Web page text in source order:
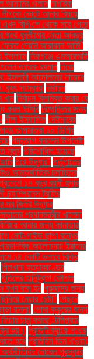
আসামির খালাস নাগরিক
ভোটে আনার বিষয়ে
বিপিএল থেকে সরে গেছে
পথে যুবলীগের নেতা আবদুর
দেয়নি আরাকান আর্মি"
ইসলামে নিকগঞ্জে এমআরআই
তারেক রহমান নিজে
ইসলামী আন্দোলনের নায়েবে
'বৃহৎ সংস্কার' নির্বাচন
খান নির্বাচন বিলম্বিত করার যে
করল ইসিবি নিষ্পত্তির জন্য
নীলা ইসরাফিল নেইমারের
তাপমাত্রা ১০ ডিগ্রি
পদত্যাগ করলেন উপদেষ্টা
মৃত্যু পরিশোধিত হয়েছে
পরে উদ্ধার" পর্তুগালের
আন্তর্জাতিক চলচ্চিত্র
১৭ বছর বয়সী হুদার
চ্যাম্পিয়নস ট্রফির
সব জিম্মি উদ্ধার
প্রধানমন্ত্রীর খালেদা
আনার জন্য কানাডার
নোট-গাইড ছাপা বন্ধের
পারমাণবিক আলোচনায় ইরানের
১৪ কোটি ডলারে বিক্রি
পিলখানা হত্যাকাণ্ডের
পুতিনের হানিট্র্যাপ কৌশল
যখন বাবা হন পুরুষদের জন্য
নেয়ার চেষ্টা" পেছনে
রান্না! পোষা কুকুরের জন্য
চালু করছে টেলিগ্রাম
হয়। প্রতিটি ব্যাংক শাখায়
হবে প্রতিদিন ডিম খাওয়া:
নোবেল পুরস্কার